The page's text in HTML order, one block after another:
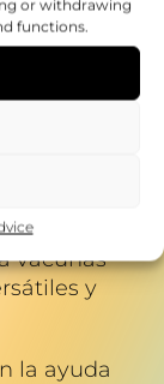
or withdrawing
functions.
de
de
la
de
vacunas
y
la ayuda